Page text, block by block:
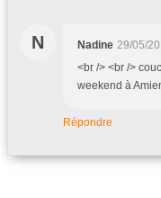
N Nadine 29/05/
<br /> <br />
weekend à
Répondre